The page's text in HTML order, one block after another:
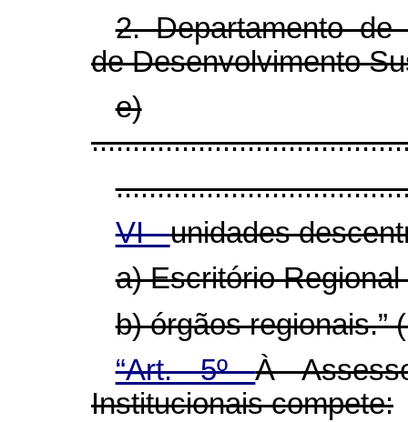
2. Departamento de
de Desenvolvimento
e)
VI -unidades
a) Escritório
b) órgãos regionais.”
“Art. 5ºÀ
Institucionais compete: